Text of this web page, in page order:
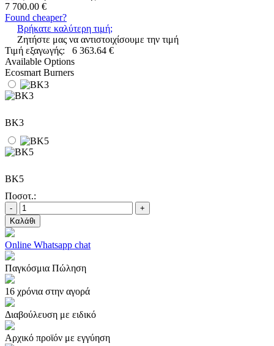
7 700.00 €
Found cheaper?
Βρήκατε καλύτερη τιμή;
Ζητήστε μας να αντιστοιχίσουμε την τιμή
Τιμή εξαγωγής:
6 363.64 €
Available Options
Ecosmart Burners
BK3
BK5
Ποσοτ.:
-
+
Καλάθι
Online Whatsapp chat
Παγκόσμια Πώληση
16 χρόνια στην αγορά
Διαβούλευση με ειδικό
Αρχικό προϊόν με εγγύηση